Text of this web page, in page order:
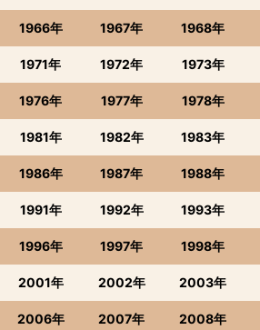
1966年 1967年 1968年
1971年 1972年 1973年
1976年 1977年 1978年
1981年 1982年 1983年
1986年 1987年 1988年
1991年 1992年 1993年
1996年 1997年 1998年
2001年 2002年 2003年
2006年 2007年 2008年